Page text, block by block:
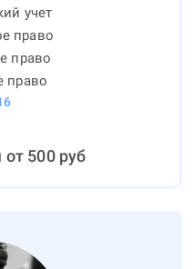
учет
право
право
право
от 500руб